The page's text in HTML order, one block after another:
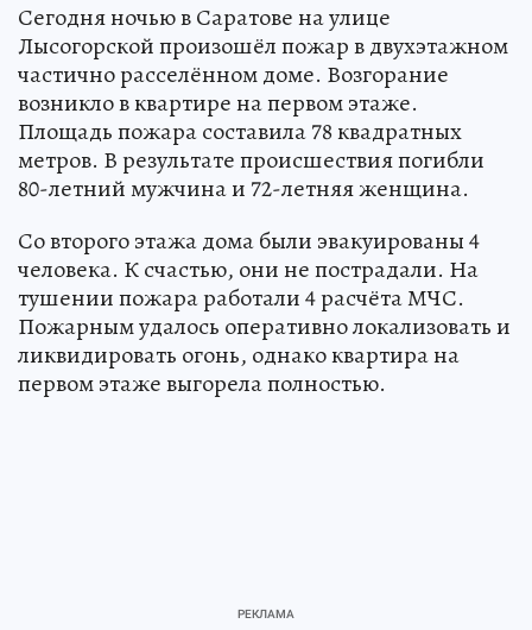
Сегодня ночью в Саратове на улице
Лысогорской произошёл пожар в двухэтажном
частично расселённом доме. Возгорание
возникло в квартире на первом этаже.
Площадь пожара составила 78 квадратных
метров. В результате происшествия погибли
80-летний мужчина и 72-летняя женщина.
Со второго этажа дома были эвакуированы 4
человека. К счастью, они не пострадали. На
тушении пожара работали 4 расчёта МЧС.
Пожарным удалось оперативно локализовать и
ликвидировать огонь, однако квартира на
первом этаже выгорела полностью.